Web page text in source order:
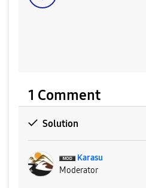
1 Comment
Solution
Karasu
Moderator